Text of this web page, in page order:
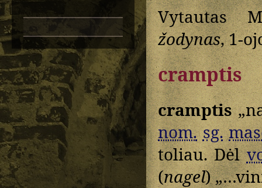
Vytautas
žodynas, 1-
cramptis
cramptis
nom. sg.
toliau. Dėl
(nagel)